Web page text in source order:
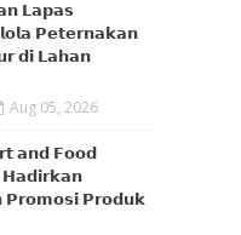
𝗟𝗮𝗽𝗮𝘀
𝗣𝗲𝘁𝗲𝗿𝗻𝗮𝗸𝗮𝗻
𝗱𝗶 𝗟𝗮𝗵𝗮𝗻
Aug 05, 2026
𝗮𝗻𝗱 𝗙𝗼𝗼𝗱
𝗛𝗮𝗱𝗶𝗿𝗸𝗮𝗻
𝗣𝗿𝗼𝗺𝗼𝘀𝗶 𝗣𝗿𝗼𝗱𝘂𝗸